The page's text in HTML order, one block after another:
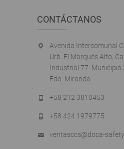
CONTÁCTANOS
Avenida Intercomunal
Urb. El Marqués Alto,
Industrial 77. Municipio
Edo. Miranda.
+58 212 3810453
+58 424 1979775
ventasccs@doca-